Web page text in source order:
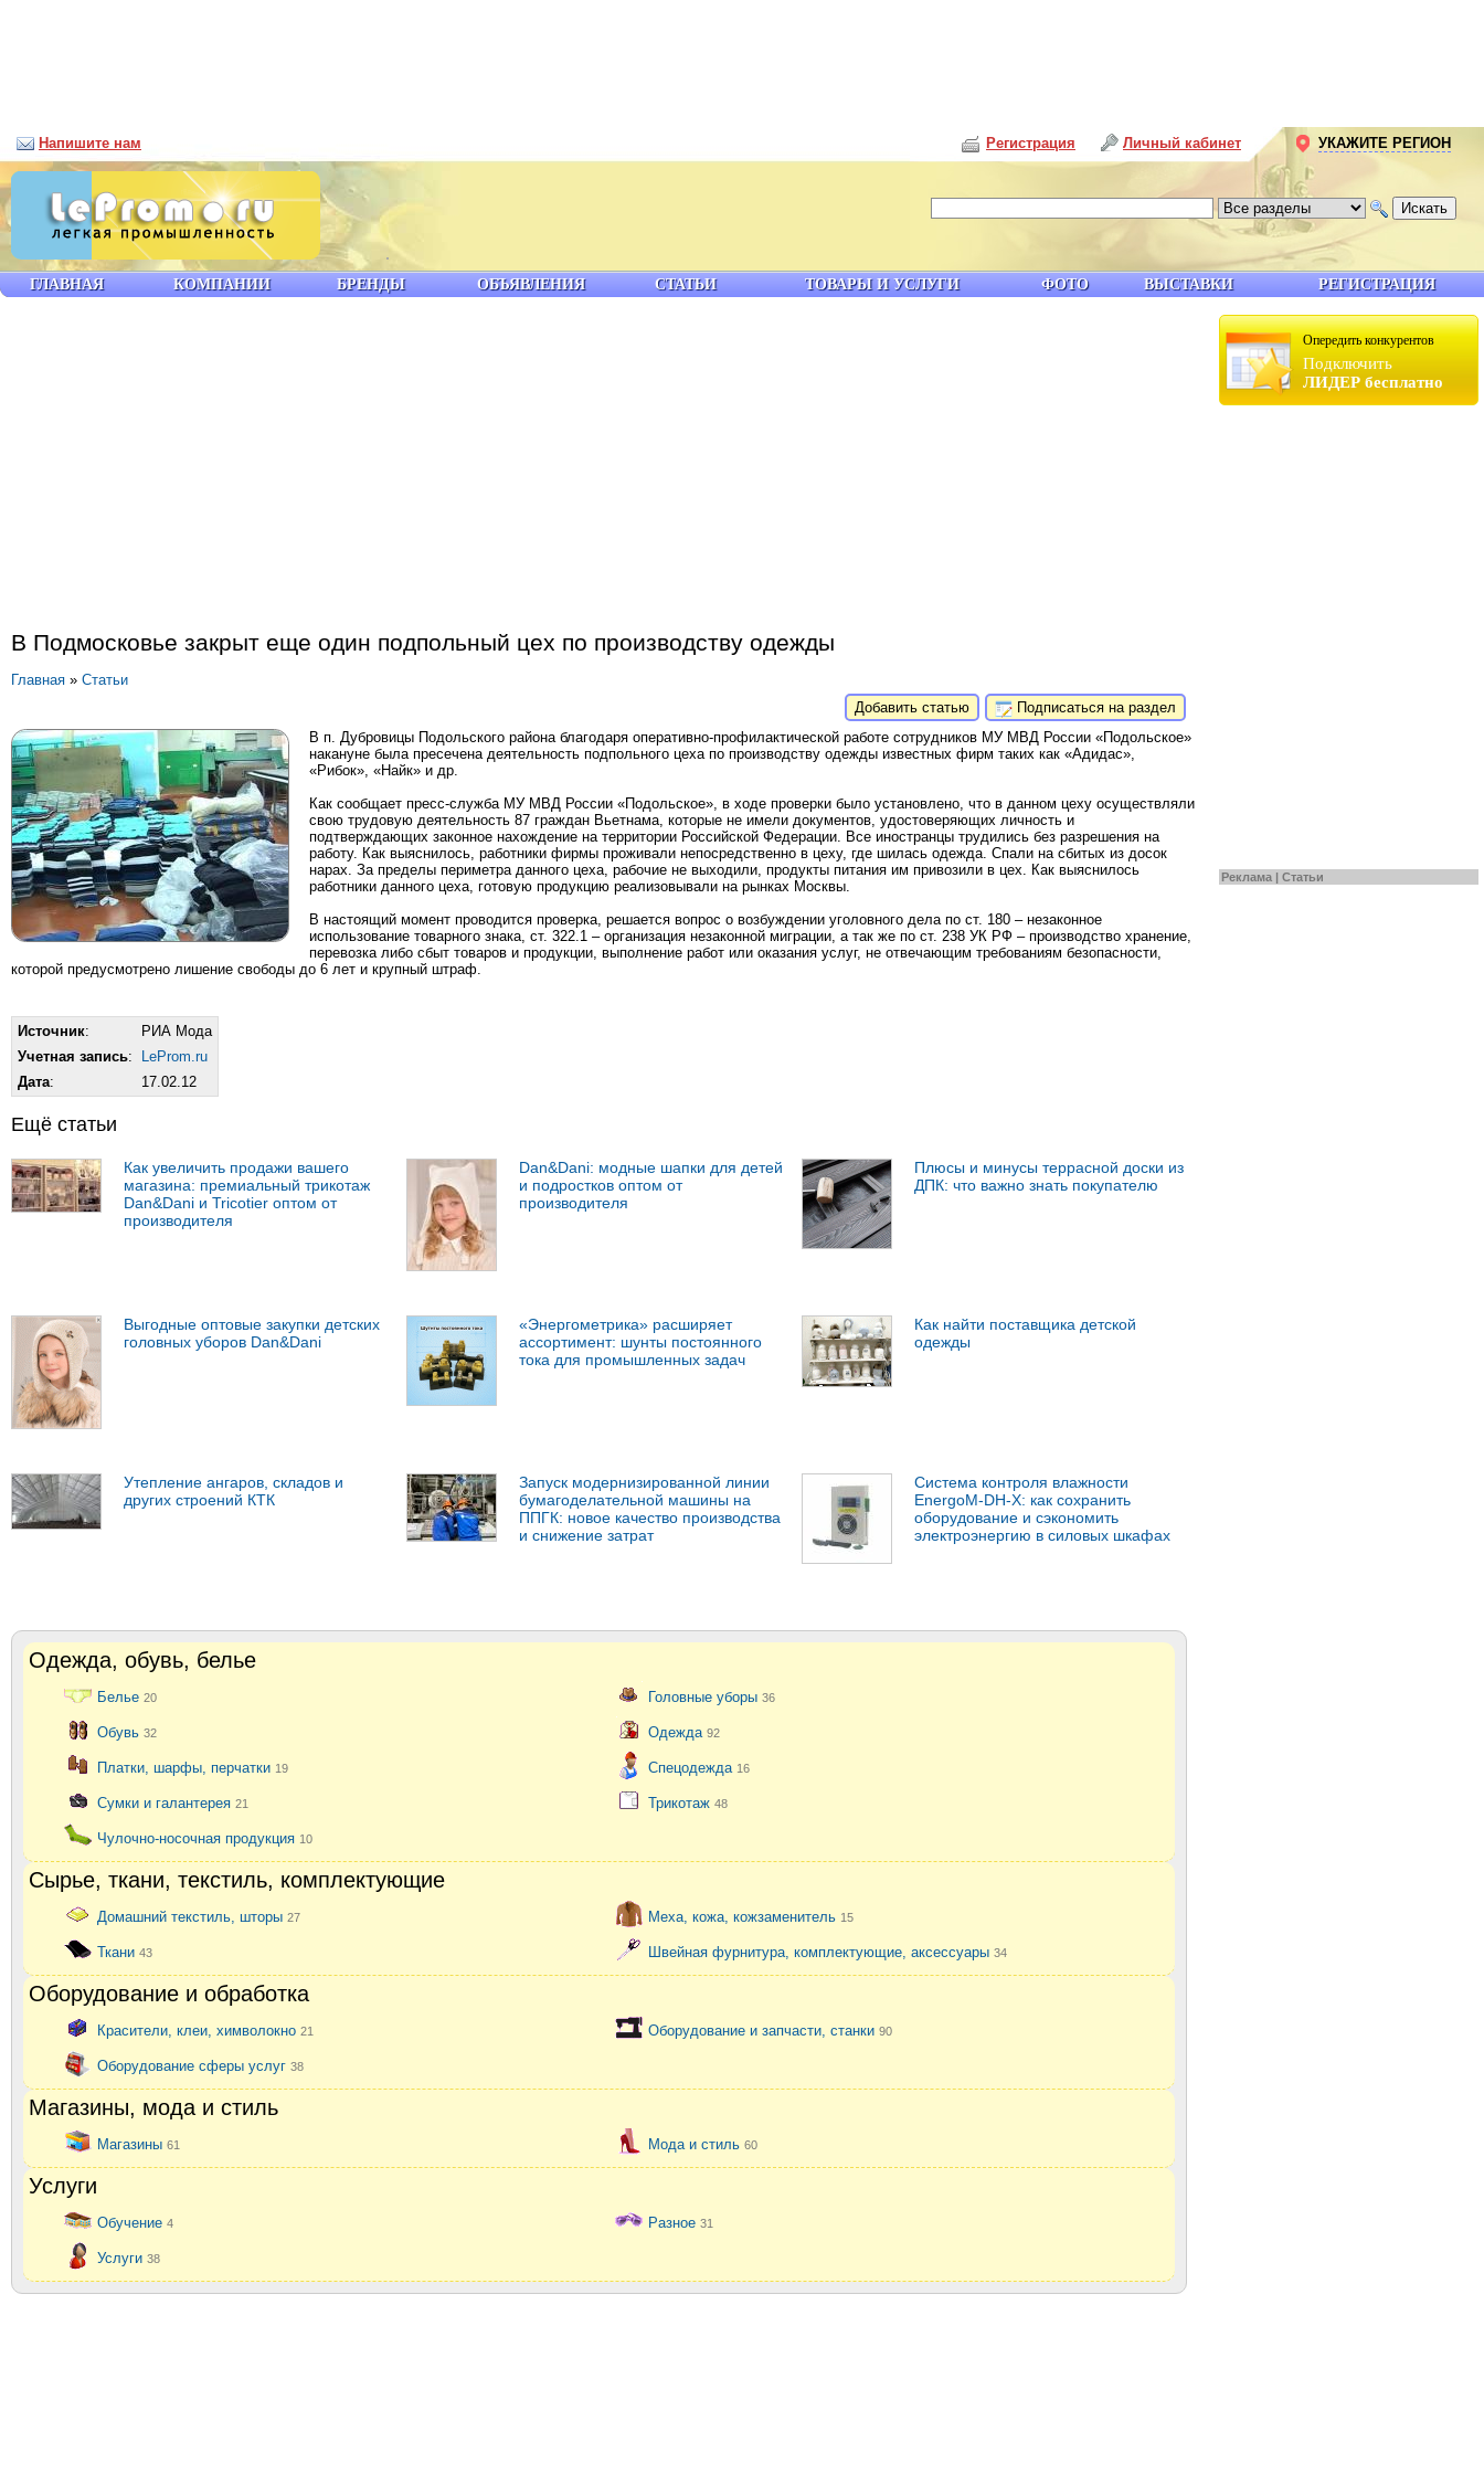
Опередить конкурентов
Подключить
ЛИДЕР бесплатно
Реклама | Статьи
В Подмосковье закрыт еще один подпольный цех по производству одежды
Главная » Статьи
Добавить статью
Подписаться на раздел
В п. Дубровицы Подольского района благодаря оперативно-профилактической работе сотрудников МУ МВД России «Подольское»
накануне была пресечена деятельность подпольного цеха по производству одежды известных фирм таких как «Адидас»,
«Рибок», «Найк» и др.
Как сообщает пресс-служба МУ МВД России «Подольское», в ходе проверки было установлено, что в данном цеху осуществляли
свою трудовую деятельность 87 граждан Вьетнама, которые не имели документов, удостоверяющих личность и
подтверждающих законное нахождение на территории Российской Федерации. Все иностранцы трудились без разрешения на
работу. Как выяснилось, работники фирмы проживали непосредственно в цеху, где шилась одежда. Спали на сбитых из досок
нарах. За пределы периметра данного цеха, рабочие не выходили, продукты питания им привозили в цех. Как выяснилось
работники данного цеха, готовую продукцию реализовывали на рынках Москвы.
В настоящий момент проводится проверка, решается вопрос о возбуждении уголовного дела по ст. 180 – незаконное
использование товарного знака, ст. 322.1 – организация незаконной миграции, а так же по ст. 238 УК РФ – производство хранение,
перевозка либо сбыт товаров и продукции, выполнение работ или оказания услуг, не отвечающим требованиям безопасности,
которой предусмотрено лишение свободы до 6 лет и крупный штраф.
Источник:
РИА Мода
Учетная запись:
LeProm.ru
Дата: 17.02.12
Ещё статьи
Как увеличить продажи вашего
магазина: премиальный трикотаж
Dan&Dani и Tricotier оптом от
производителя
Dan&Dani: модные шапки для детей
и подростков оптом от
производителя
Плюсы и минусы террасной доски из
ДПК: что важно знать покупателю
Выгодные оптовые закупки детских
головных уборов Dan&Dani
«Энергометрика» расширяет
ассортимент: шунты постоянного
тока для промышленных задач
Как найти поставщика детской
одежды
Утепление ангаров, складов и
других строений КТК
Запуск модернизированной линии
бумагоделательной машины на
ППГК: новое качество производства
и снижение затрат
Система контроля влажности
EnergoM-DH-X: как сохранить
оборудование и сэкономить
электроэнергию в силовых шкафах
Одежда, обувь, белье
Белье 20 Головные уборы 36
Обувь 32 Одежда 92
Платки, шарфы, перчатки 19 Спецодежда 16
Сумки и галантерея 21 Трикотаж 48
Чулочно-носочная продукция 10
Сырье, ткани, текстиль, комплектующие
Домашний текстиль, шторы 27 Меха, кожа, кожзаменитель 15
Ткани 43 Швейная фурнитура, комплектующие, аксессуары 34
Оборудование и обработка
Красители, клеи, химволокно 21 Оборудование и запчасти, станки 90
Оборудование сферы услуг 38
Магазины, мода и стиль
Магазины 61 Мода и стиль 60
Услуги
Обучение 4 Разное 31
Услуги 38
ГЛАВНАЯ КОМПАНИИ БРЕНДЫ ОБЪЯВЛЕНИЯ СТАТЬИ ТОВАРЫ И УСЛУГИ ФОТО ВЫСТАВКИ РЕГИСТРАЦИЯ
Напишите нам Личный кабинет
Регистрация УКАЖИТЕ РЕГИОН